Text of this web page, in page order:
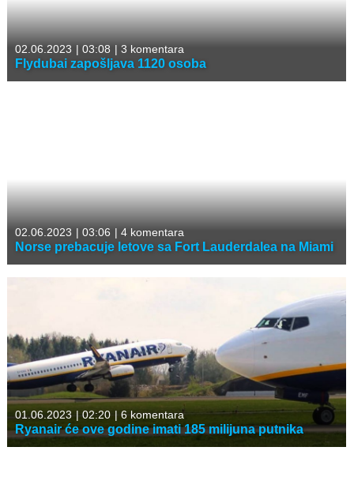
02.06.2023 | 03:08 | 3 komentara
Flydubai zapošljava 1120 osoba
02.06.2023 | 03:06 | 4 komentara
Norse prebacuje letove sa Fort Lauderdalea na Miami
01.06.2023 | 02:20 | 6 komentara
Ryanair će ove godine imati 185 milijuna putnika